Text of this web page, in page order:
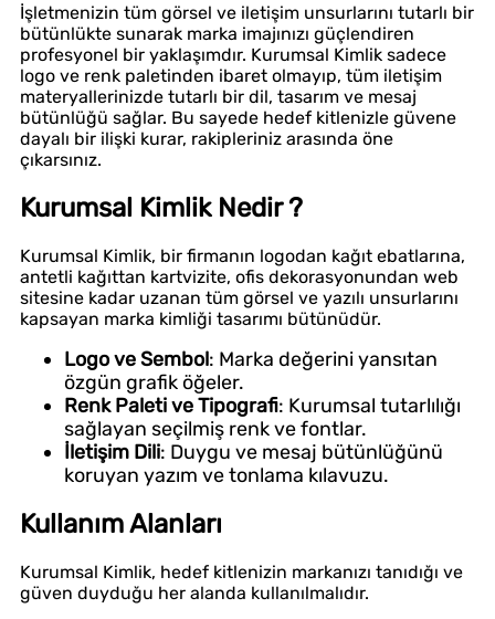
İşletmenizin tüm görsel ve iletişim unsurlarını tutarlı bir
bütünlükte sunarak marka imajınızı güçlendiren
profesyonel bir yaklaşımdır. Kurumsal Kimlik sadece
logo ve renk paletinden ibaret olmayıp, tüm iletişim
materyallerinizde tutarlı bir dil, tasarım ve mesaj
bütünlüğü sağlar. Bu sayede hedef kitlenizle güvene
dayalı bir ilişki kurar, rakipleriniz arasında öne
çıkarsınız.
Kurumsal Kimlik Nedir ?
Kurumsal Kimlik, bir firmanın logodan kağıt ebatlarına,
antetli kağıttan kartvizite, ofis dekorasyonundan web
sitesine kadar uzanan tüm görsel ve yazılı unsurlarını
kapsayan marka kimliği tasarımı bütünüdür.
Logo ve Sembol: Marka değerini yansıtan
özgün grafik öğeler.
Renk Paleti ve Tipografi: Kurumsal tutarlılığı
sağlayan seçilmiş renk ve fontlar.
İletişim Dili: Duygu ve mesaj bütünlüğünü
koruyan yazım ve tonlama kılavuzu.
Kullanım Alanları
Kurumsal Kimlik, hedef kitlenizin markanızı tanıdığı ve
güven duyduğu her alanda kullanılmalıdır.